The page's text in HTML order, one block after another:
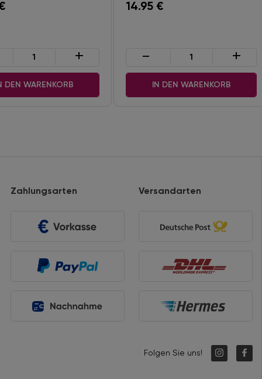
+
DEN WARENKORB
14.95 €
- +
IN DEN WARENKORB
Zahlungsarten Versandarten
Folgen Sie uns!